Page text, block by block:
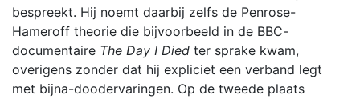
bespreekt. Hij noemt daarbij zelfs de Penrose-
Hameroff theorie die bijvoorbeeld in de BBC-
documentaire The Day I Died ter sprake kwam,
overigens zonder dat hij expliciet een verband legt
met bijna-doodervaringen. Op de tweede plaats